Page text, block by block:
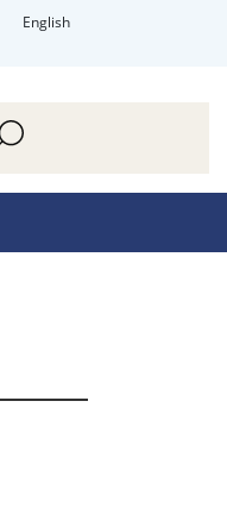
English